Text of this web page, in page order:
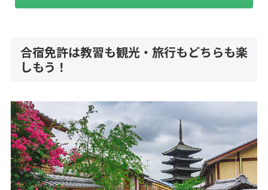
合宿免許は教習も観光・旅行もどちらも楽
しもう！